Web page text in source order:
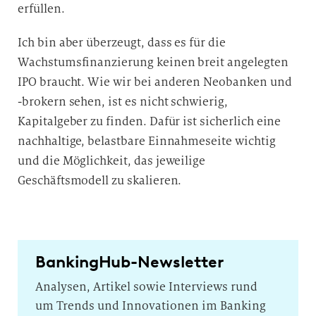
erfüllen.
Ich bin aber überzeugt, dass es für die
Wachstumsfinanzierung keinen breit angelegten
IPO braucht.Wie wir bei anderen Neobanken und
-brokern sehen, ist es nicht schwierig,
Kapitalgeber zu finden. Dafür ist sicherlich eine
nachhaltige, belastbare Einnahmeseite wichtig
und die Möglichkeit, das jeweilige
Geschäftsmodell zu skalieren.
BankingHub-Newsletter
Analysen, Artikel sowie Interviews rund
um Trends und Innovationen im Banking